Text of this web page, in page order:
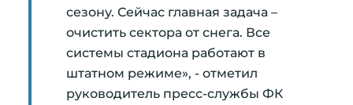
сезону. Сейчас главная задача –
очистить сектора от снега. Все
системы стадиона работают в
штатном режиме», - отметил
руководитель пресс-службы ФК